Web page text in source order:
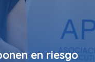
en riesgo